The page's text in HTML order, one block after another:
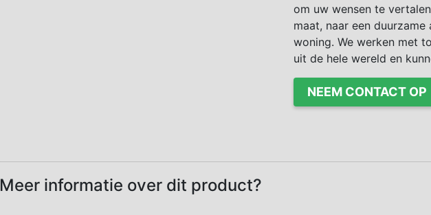
om uw wensen te
maat, naar een
woning. We werken met
uit de hele wereld en
NEEM CONTACT OP
Meer informatie over dit product?